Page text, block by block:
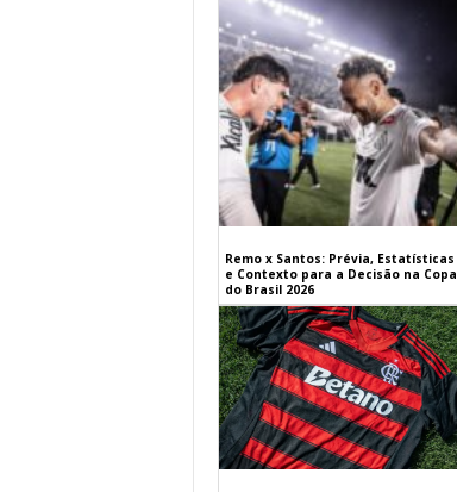
Remo x Santos: Prévia, Estatísticas
e Contexto para a Decisão na Copa
do Brasil 2026